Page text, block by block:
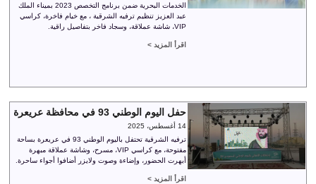
الخدمات البحرية ضمن برنامج التخصص 2023 بميناء الملك
عبد العزيز تنظيم ترفيه الشرقية ، مع خيام فاخرة، كراسي
VIP، شاشة عملاقة، وسجاد فاخر بتفاصيل راقية.
اقرأ المزيد >
حفل اليوم الوطني 93 في محافظة عريعرة
14 أغسطس، 2025
ترفيه الشرقية تحتفل باليوم الوطني 93 في عريعرة بساحة
مفتوحة، مع كراسي VIP، مسرح، وشاشة عملاقة مبهرة
أبهرت الحضور، وإضاءة وصوت ولايزر أضافوا أجواء ساحرة.
اقرأ المزيد >